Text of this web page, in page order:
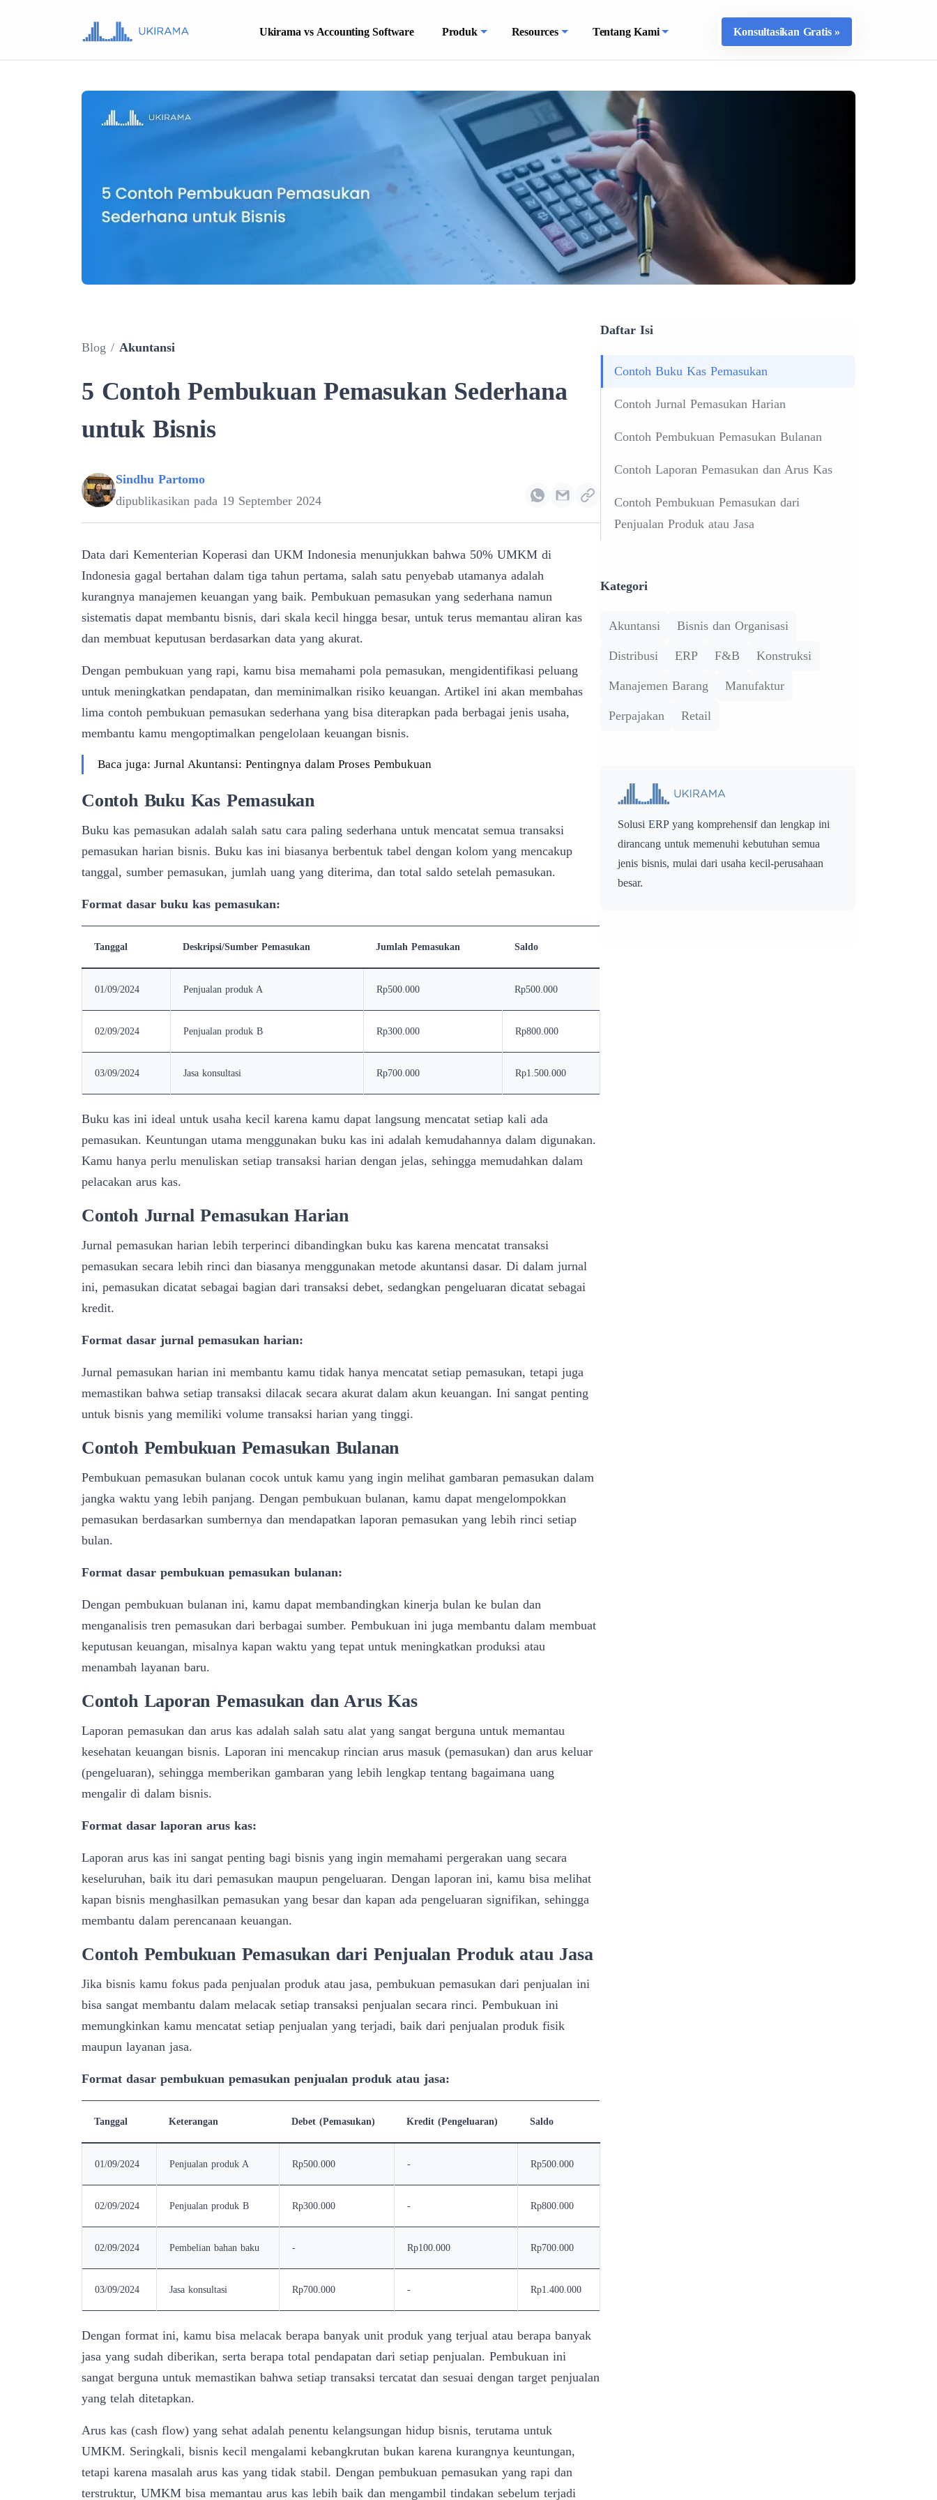
Ukirama vs Accounting Software Produk Resources Tentang Kami Konsultasikan Gratis »
Blog / Akuntansi
5 Contoh Pembukuan Pemasukan Sederhana
untuk Bisnis
Sindhu Partomo
dipublikasikan pada 19 September 2024
Data dari Kementerian Koperasi dan UKM Indonesia menunjukkan bahwa 50% UMKM di
Indonesia gagal bertahan dalam tiga tahun pertama, salah satu penyebab utamanya adalah
kurangnya manajemen keuangan yang baik. Pembukuan pemasukan yang sederhana namun
sistematis dapat membantu bisnis, dari skala kecil hingga besar, untuk terus memantau aliran kas
dan membuat keputusan berdasarkan data yang akurat.
Dengan pembukuan yang rapi, kamu bisa memahami pola pemasukan, mengidentifikasi peluang
untuk meningkatkan pendapatan, dan meminimalkan risiko keuangan. Artikel ini akan membahas
lima contoh pembukuan pemasukan sederhana yang bisa diterapkan pada berbagai jenis usaha,
membantu kamu mengoptimalkan pengelolaan keuangan bisnis.
Baca juga: Jurnal Akuntansi: Pentingnya dalam Proses Pembukuan
Contoh Buku Kas Pemasukan
Buku kas pemasukan adalah salah satu cara paling sederhana untuk mencatat semua transaksi
pemasukan harian bisnis. Buku kas ini biasanya berbentuk tabel dengan kolom yang mencakup
tanggal, sumber pemasukan, jumlah uang yang diterima, dan total saldo setelah pemasukan.
Format dasar buku kas pemasukan:
Tanggal Deskripsi/Sumber Pemasukan Jumlah Pemasukan Saldo
01/09/2024 Penjualan produk A Rp500.000 Rp500.000
02/09/2024 Penjualan produk B Rp300.000 Rp800.000
03/09/2024 Jasa konsultasi Rp700.000 Rp1.500.000
Buku kas ini ideal untuk usaha kecil karena kamu dapat langsung mencatat setiap kali ada
pemasukan. Keuntungan utama menggunakan buku kas ini adalah kemudahannya dalam digunakan.
Kamu hanya perlu menuliskan setiap transaksi harian dengan jelas, sehingga memudahkan dalam
pelacakan arus kas.
Contoh Jurnal Pemasukan Harian
Jurnal pemasukan harian lebih terperinci dibandingkan buku kas karena mencatat transaksi
pemasukan secara lebih rinci dan biasanya menggunakan metode akuntansi dasar. Di dalam jurnal
ini, pemasukan dicatat sebagai bagian dari transaksi debet, sedangkan pengeluaran dicatat sebagai
kredit.
Format dasar jurnal pemasukan harian:
Jurnal pemasukan harian ini membantu kamu tidak hanya mencatat setiap pemasukan, tetapi juga
memastikan bahwa setiap transaksi dilacak secara akurat dalam akun keuangan. Ini sangat penting
untuk bisnis yang memiliki volume transaksi harian yang tinggi.
Contoh Pembukuan Pemasukan Bulanan
Pembukuan pemasukan bulanan cocok untuk kamu yang ingin melihat gambaran pemasukan dalam
jangka waktu yang lebih panjang. Dengan pembukuan bulanan, kamu dapat mengelompokkan
pemasukan berdasarkan sumbernya dan mendapatkan laporan pemasukan yang lebih rinci setiap
bulan.
Format dasar pembukuan pemasukan bulanan:
Dengan pembukuan bulanan ini, kamu dapat membandingkan kinerja bulan ke bulan dan
menganalisis tren pemasukan dari berbagai sumber. Pembukuan ini juga membantu dalam membuat
keputusan keuangan, misalnya kapan waktu yang tepat untuk meningkatkan produksi atau
menambah layanan baru.
Contoh Laporan Pemasukan dan Arus Kas
Laporan pemasukan dan arus kas adalah salah satu alat yang sangat berguna untuk memantau
kesehatan keuangan bisnis. Laporan ini mencakup rincian arus masuk (pemasukan) dan arus keluar
(pengeluaran), sehingga memberikan gambaran yang lebih lengkap tentang bagaimana uang
mengalir di dalam bisnis.
Format dasar laporan arus kas:
Laporan arus kas ini sangat penting bagi bisnis yang ingin memahami pergerakan uang secara
keseluruhan, baik itu dari pemasukan maupun pengeluaran. Dengan laporan ini, kamu bisa melihat
kapan bisnis menghasilkan pemasukan yang besar dan kapan ada pengeluaran signifikan, sehingga
membantu dalam perencanaan keuangan.
Contoh Pembukuan Pemasukan dari Penjualan Produk atau Jasa
Jika bisnis kamu fokus pada penjualan produk atau jasa, pembukuan pemasukan dari penjualan ini
bisa sangat membantu dalam melacak setiap transaksi penjualan secara rinci. Pembukuan ini
memungkinkan kamu mencatat setiap penjualan yang terjadi, baik dari penjualan produk fisik
maupun layanan jasa.
Format dasar pembukuan pemasukan penjualan produk atau jasa:
Tanggal Keterangan Debet (Pemasukan) Kredit (Pengeluaran) Saldo
01/09/2024 Penjualan produk A Rp500.000 - Rp500.000
02/09/2024 Penjualan produk B Rp300.000 - Rp800.000
02/09/2024 Pembelian bahan baku - Rp100.000 Rp700.000
03/09/2024 Jasa konsultasi Rp700.000 - Rp1.400.000
Dengan format ini, kamu bisa melacak berapa banyak unit produk yang terjual atau berapa banyak
jasa yang sudah diberikan, serta berapa total pendapatan dari setiap penjualan. Pembukuan ini
sangat berguna untuk memastikan bahwa setiap transaksi tercatat dan sesuai dengan target penjualan
yang telah ditetapkan.
Arus kas (cash flow) yang sehat adalah penentu kelangsungan hidup bisnis, terutama untuk
UMKM. Seringkali, bisnis kecil mengalami kebangkrutan bukan karena kurangnya keuntungan,
tetapi karena masalah arus kas yang tidak stabil. Dengan pembukuan pemasukan yang rapi dan
terstruktur, UMKM bisa memantau arus kas lebih baik dan mengambil tindakan sebelum terjadi
Daftar Isi
Contoh Buku Kas Pemasukan
Contoh Jurnal Pemasukan Harian
Contoh Pembukuan Pemasukan Bulanan
Contoh Laporan Pemasukan dan Arus Kas
Contoh Pembukuan Pemasukan dari
Penjualan Produk atau Jasa
Kategori
Akuntansi Bisnis dan Organisasi
Distribusi ERP F&B Konstruksi
Manajemen Barang Manufaktur
Perpajakan Retail
Solusi ERP yang komprehensif dan lengkap ini
dirancang untuk memenuhi kebutuhan semua
jenis bisnis, mulai dari usaha kecil-perusahaan
besar.